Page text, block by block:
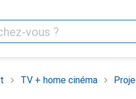
TV + home cinéma